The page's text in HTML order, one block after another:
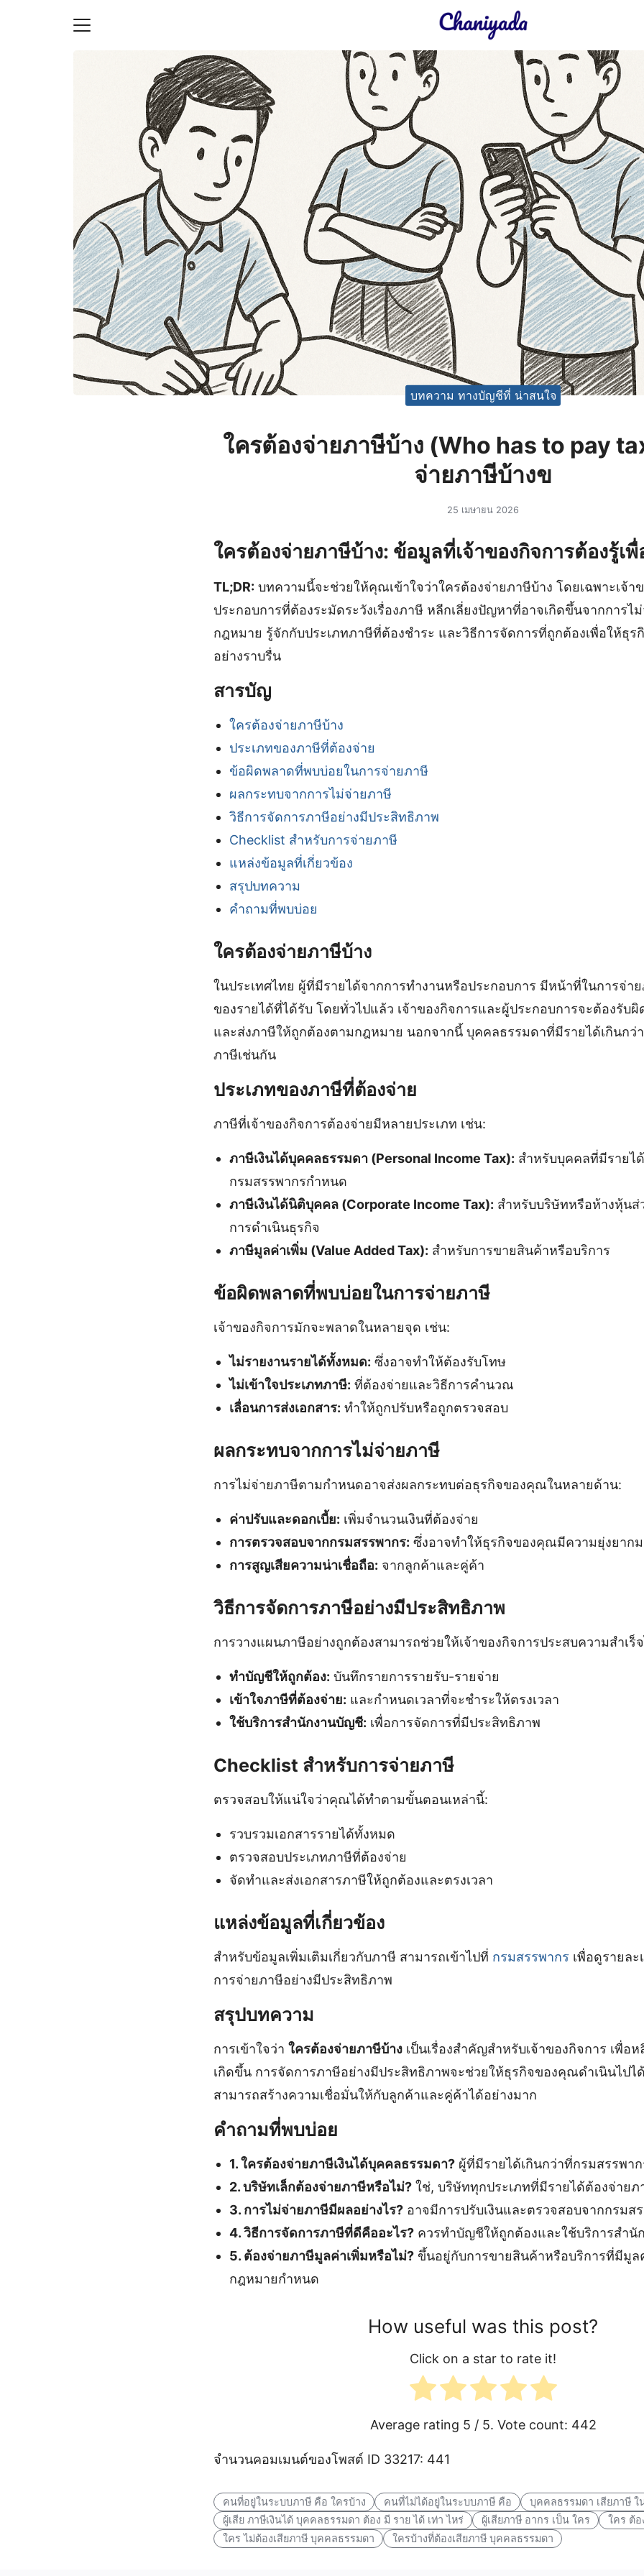
Search
บทความ ทางบัญชีที่ น่าสนใจ
ใครต้องจ่ายภาษีบ้าง (Who has to pay
จ่ายภาษีบ้างข
25 เมษายน 2026
ใครต้องจ่ายภาษีบ้าง: ข้อมูลที่เจ้าของกิจการต้องรู้เพื่
TL;DR: บทความนี้จะช่วยให้คุณเข้าใจว่าใครต้องจ่ายภาษีบ้าง โดยเฉพาะเจ้า
ประกอบการที่ต้องระมัดระวังเรื่องภาษี หลีกเลี่ยงปัญหาที่อาจเกิดขึ้นจากการไ
กฎหมาย รู้จักกับประเภทภาษีที่ต้องชำระ และวิธีการจัดการที่ถูกต้องเพื่อให้ธุ
อย่างราบรื่น
สารบัญ
ใครต้องจ่ายภาษีบ้าง
ประเภทของภาษีที่ต้องจ่าย
ข้อผิดพลาดที่พบบ่อยในการจ่ายภาษี
ผลกระทบจากการไม่จ่ายภาษี
วิธีการจัดการภาษีอย่างมีประสิทธิภาพ
Checklist สำหรับการจ่ายภาษี
แหล่งข้อมูลที่เกี่ยวข้อง
สรุปบทความ
คำถามที่พบบ่อย
ใครต้องจ่ายภาษีบ้าง
ในประเทศไทย ผู้ที่มีรายได้จากการทำงานหรือประกอบการ มีหน้าที่ในการจ่า
ของรายได้ที่ได้รับ โดยทั่วไปแล้ว เจ้าของกิจการและผู้ประกอบการจะต้องรับ
และส่งภาษีให้ถูกต้องตามกฎหมาย นอกจากนี้ บุคคลธรรมดาที่มีรายได้เกินกว่
ภาษีเช่นกัน
ประเภทของภาษีที่ต้องจ่าย
ภาษีที่เจ้าของกิจการต้องจ่ายมีหลายประเภท เช่น:
ภาษีเงินได้บุคคลธรรมดา (Personal Income Tax): สำหรับบุคคลที่มีรายไ
กรมสรรพากรกำหนด
ภาษีเงินได้นิติบุคคล (Corporate Income Tax): สำหรับบริษัทหรือห้างหุ้นส่
การดำเนินธุรกิจ
ภาษีมูลค่าเพิ่ม (Value Added Tax): สำหรับการขายสินค้าหรือบริการ
ข้อผิดพลาดที่พบบ่อยในการจ่ายภาษี
เจ้าของกิจการมักจะพลาดในหลายจุด เช่น:
ไม่รายงานรายได้ทั้งหมด: ซึ่งอาจทำให้ต้องรับโทษ
ไม่เข้าใจประเภทภาษี: ที่ต้องจ่ายและวิธีการคำนวณ
เลื่อนการส่งเอกสาร: ทำให้ถูกปรับหรือถูกตรวจสอบ
ผลกระทบจากการไม่จ่ายภาษี
การไม่จ่ายภาษีตามกำหนดอาจส่งผลกระทบต่อธุรกิจของคุณในหลายด้าน:
ค่าปรับและดอกเบี้ย: เพิ่มจำนวนเงินที่ต้องจ่าย
การตรวจสอบจากกรมสรรพากร: ซึ่งอาจทำให้ธุรกิจของคุณมีความยุ่งยาก
การสูญเสียความน่าเชื่อถือ: จากลูกค้าและคู่ค้า
วิธีการจัดการภาษีอย่างมีประสิทธิภาพ
การวางแผนภาษีอย่างถูกต้องสามารถช่วยให้เจ้าของกิจการประสบความสำเร็
ทำบัญชีให้ถูกต้อง: บันทึกรายการรายรับ-รายจ่าย
เข้าใจภาษีที่ต้องจ่าย: และกำหนดเวลาที่จะชำระให้ตรงเวลา
ใช้บริการสำนักงานบัญชี: เพื่อการจัดการที่มีประสิทธิภาพ
Checklist สำหรับการจ่ายภาษี
ตรวจสอบให้แน่ใจว่าคุณได้ทำตามขั้นตอนเหล่านี้:
รวบรวมเอกสารรายได้ทั้งหมด
ตรวจสอบประเภทภาษีที่ต้องจ่าย
จัดทำและส่งเอกสารภาษีให้ถูกต้องและตรงเวลา
แหล่งข้อมูลที่เกี่ยวข้อง
สำหรับข้อมูลเพิ่มเติมเกี่ยวกับภาษี สามารถเข้าไปที่ กรมสรรพากร เพื่อดูรายล
การจ่ายภาษีอย่างมีประสิทธิภาพ
สรุปบทความ
การเข้าใจว่า ใครต้องจ่ายภาษีบ้าง เป็นเรื่องสำคัญสำหรับเจ้าของกิจการ เพื่อ
เกิดขึ้น การจัดการภาษีอย่างมีประสิทธิภาพจะช่วยให้ธุรกิจของคุณดำเนินไปไ
สามารถสร้างความเชื่อมั่นให้กับลูกค้าและคู่ค้าได้อย่างมาก
คำถามที่พบบ่อย
1. ใครต้องจ่ายภาษีเงินได้บุคคลธรรมดา?ผู้ที่มีรายได้เกินกว่าที่กรมสรรพา
2. บริษัทเล็กต้องจ่ายภาษีหรือไม่?ใช่, บริษัททุกประเภทที่มีรายได้ต้องจ่ายภ
3. การไม่จ่ายภาษีมีผลอย่างไร?อาจมีการปรับเงินและตรวจสอบจากกรมส
4. วิธีการจัดการภาษีที่ดีคืออะไร?ควรทำบัญชีให้ถูกต้องและใช้บริการสำนั
5. ต้องจ่ายภาษีมูลค่าเพิ่มหรือไม่?ขึ้นอยู่กับการขายสินค้าหรือบริการที่มีมู
กฎหมายกำหนด
How useful was this post?
Click on a star to rate it!
Average rating 5 / 5. Vote count: 442
จำนวนคอมเมนต์ของโพสต์ ID 33217: 441
คนที่อยู่ในระบบภาษี คือ ใครบ้าง คนที่ไม่ได้อยู่ในระบบภาษี คือ
บุคคลธรรมดา เสียภาษี
ผู้เสีย ภาษีเงินได้ บุคคลธรรมดา ต้อง มี ราย ได้ เท่า ไหร่
ผู้เสียภาษี อากร เป็น ใคร
ใคร ต้อ
ใคร ไม่ต้องเสียภาษี บุคคลธรรมดา
ใครบ้างที่ต้องเสียภาษี บุคคลธรรมดา